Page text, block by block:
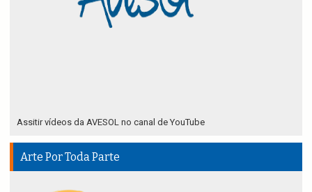
Assitir vídeos da AVESOL no canal de YouTube
Arte Por Toda Parte